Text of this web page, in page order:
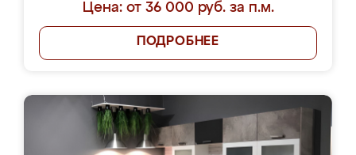
Цена: от 36 000 руб. за п.м.
ПОДРОБНЕЕ